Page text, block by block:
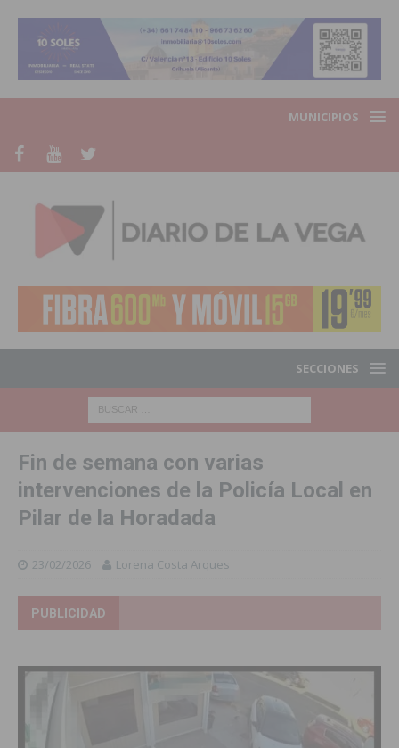
MUNICIPIOS
SECCIONES
Fin de semana con varias
intervenciones de la Policía Local en
Pilar de la Horadada
23/02/2026 Lorena Costa Arques
PUBLICIDAD